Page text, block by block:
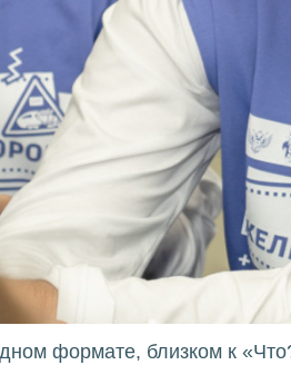
формате, близком к